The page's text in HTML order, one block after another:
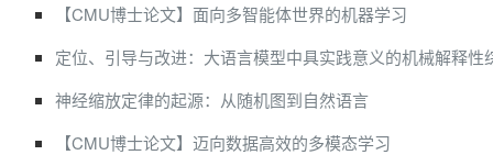
【CMU博士论文】面向多智能体世界的机器学习
定位、引导与改进：大语言模型中具实践意义的机械解释性
神经缩放定律的起源：从随机图到自然语言
【CMU博士论文】迈向数据高效的多模态学习